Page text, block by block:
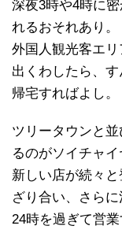
深夜3時や4時に
れるおそれあり。
外国人観光客エ
出くわしたら、
帰宅すればよし。
ツリータウンと
るのがソイチャイ
新しい店が続々
ざり合い、さらに
24時を過ぎて営業